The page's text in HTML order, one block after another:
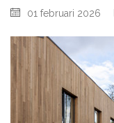
01 februari 2026